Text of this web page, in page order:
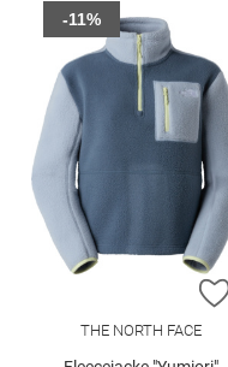
THE NORTH FACE
-11%